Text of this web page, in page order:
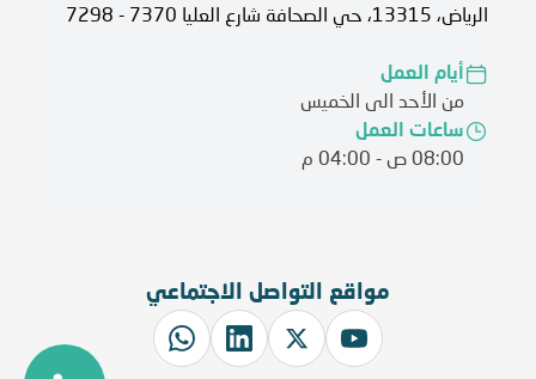
الرياض، 13315، حي الصحافة شارع العليا 7370 - 7298
أيام العمل
من الأحد الى الخميس
ساعات العمل
08:00 ص - 04:00 م
مواقع التواصل الاجتماعي